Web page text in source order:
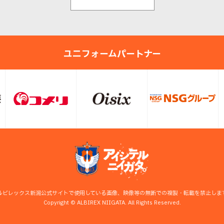
ユニフォームパートナー
ビレックス新潟公式サイトで使用している画像、映像等の無断での複製・転載を禁止しま
Copyright © ALBIREX NIIGATA. All Rights Reserved.